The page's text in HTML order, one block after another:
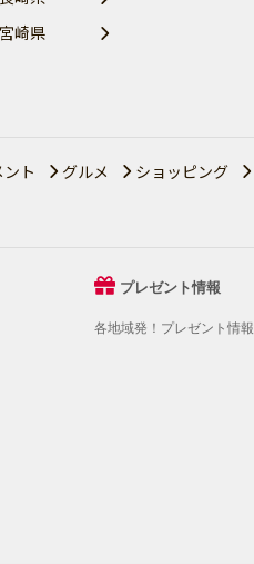
宮崎県
ト グルメ ショッピング
プレゼント情報
各地域発！プレゼント情報